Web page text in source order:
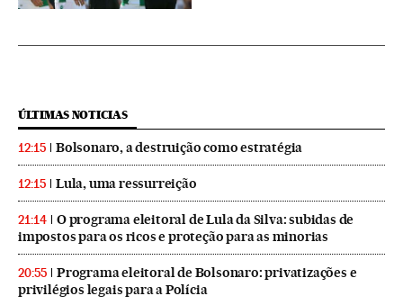
ÚLTIMAS NOTICIAS
12:15 Bolsonaro, a destruição como estratégia
12:15 Lula, uma ressurreição
21:14
O programa eleitoral de Lula da Silva: subidas de
impostos para os ricos e proteção para as minorias
20:55
Programa eleitoral de Bolsonaro: privatizações e
privilégios legais para a Polícia